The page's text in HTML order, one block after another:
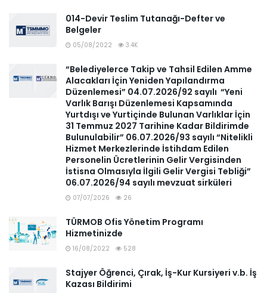
014-Devir Teslim Tutanağı-Defter ve
Belgeler
05/08/2022 3.4K
“Belediyelerce Takip ve Tahsil Edilen Amme
Alacakları İçin Yeniden Yapılandırma
Düzenlemesi” 04.07.2026/92 sayılı “Yeni
Varlık Barışı Düzenlemesi Kapsamında
Yurtdışı ve Yurtiçinde Bulunan Varlıklar İçin
31 Temmuz 2027 Tarihine Kadar Bildirimde
Bulunulabilir” 06.07.2026/93 sayılı “Nitelikli
Hizmet Merkezlerinde İstihdam Edilen
Personelin Ücretlerinin Gelir Vergisinden
İstisna Olmasıyla İlgili Gelir Vergisi Tebliği”
06.07.2026/94 sayılı mevzuat sirküleri
07/07/2026 26
TÜRMOB Ofis Yönetim Programı
Hizmetinizde
16/08/2022 528
Stajyer Öğrenci, Çırak, İş-Kur Kursiyeri v.b. İş
Kazası Bildirimi